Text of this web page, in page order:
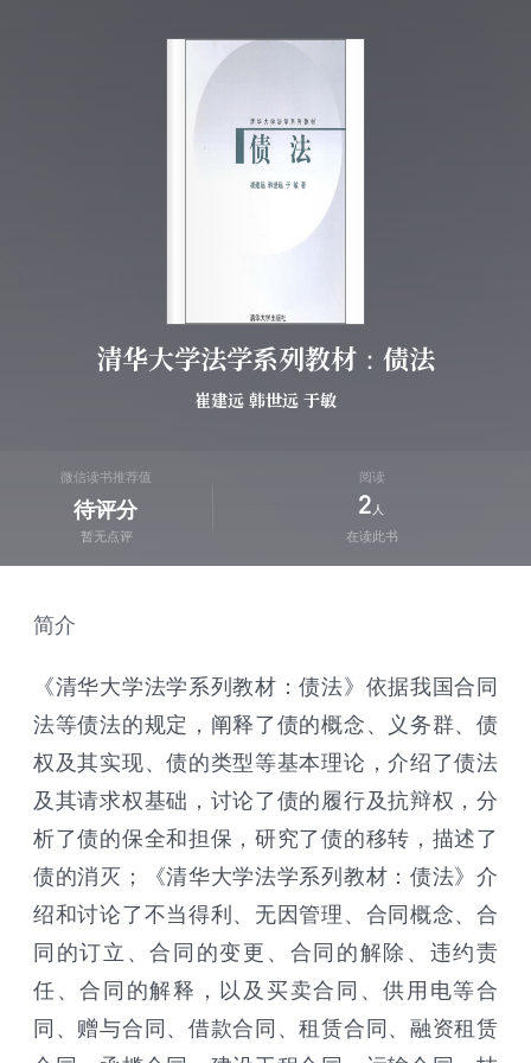
清华大学法学系列教材：债法
崔建远 韩世远 于敏
微信读书推荐值
待评分
暂无点评
阅读
2 人
在读此书
简介
《清华大学法学系列教材：债法》依据我国合同
法等债法的规定，阐释了债的概念、义务群、债
权及其实现、债的类型等基本理论，介绍了债法
及其请求权基础，讨论了债的履行及抗辩权，分
析了债的保全和担保，研究了债的移转，描述了
债的消灭；《清华大学法学系列教材：债法》介
绍和讨论了不当得利、无因管理、合同概念、合
同的订立、合同的变更、合同的解除、违约责
任、合同的解释，以及买卖合同、供用电等合
同、赠与合同、借款合同、租赁合同、融资租赁